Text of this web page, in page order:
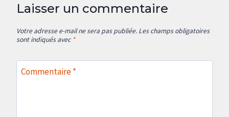
Laisser un commentaire
Votre adresse e-mail ne sera pas publiée. Les champs obligatoires
sont indiqués avec *
Commentaire*